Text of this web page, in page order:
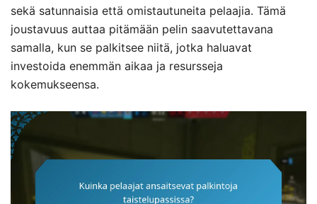
sekä satunnaisia että omistautuneita pelaajia. Tämä
joustavuus auttaa pitämään pelin saavutettavana
samalla, kun se palkitsee niitä, jotka haluavat
investoida enemmän aikaa ja resursseja
kokemukseensa.